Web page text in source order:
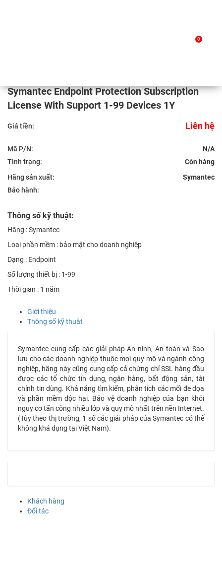
0
/ Symantec Endpoint Protection
Symantec Endpoint Protection Subscription
License With Support 1-99 Devices 1Y
Giá tiền: Liên hệ
Mã P/N:
N/A
Tình trạng:
Hãng sản xuất:
Symantec
Bảo hành:
Thông số kỹ thuật:
Hãng : Symantec
Loại phần mềm : bảo mật cho doanh nghiệp
Dạng : Endpoint
Số lượng thiết bị : 1-99
Thời gian : 1 năm
Giới thiệu
Thông số kỹ thuật
Symantec cung cấp các giải pháp An ninh, An toàn và Sao
lưu cho các doanh nghiệp thuộc mọi quy mô và ngành công
nghiệp, hãng này cũng cung cấp cả chứng chỉ SSL hàng đầu
được các tổ chức tín dụng, ngân hàng, bất động sản, tài
chính tin dùng. Khả năng tìm kiếm, phân tích các mối đe dọa
và phần mềm độc hại. Bảo vệ doanh nghiệp của bạn khỏi
nguy cơ tấn công nhiều lớp và quy mô nhất trên nền Internet.
(Tùy theo thị trường, 1 số các giải pháp của Symantec có thể
không khả dụng tại Việt Nam).
Khách hàng
Đối tác